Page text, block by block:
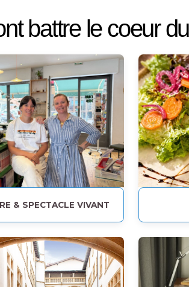
battre le coeur
& SPECTACLE VIVANT